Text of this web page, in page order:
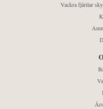
Vackra fjärilar